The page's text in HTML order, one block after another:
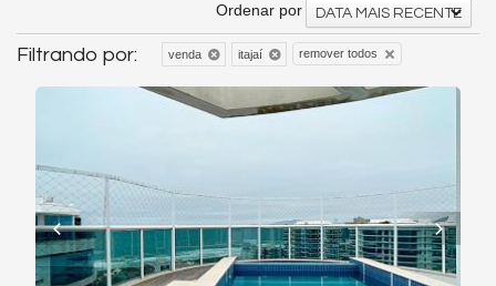
Ordenar por DATA MAIS RECENTE
Filtrando por: venda itajaí remover todos